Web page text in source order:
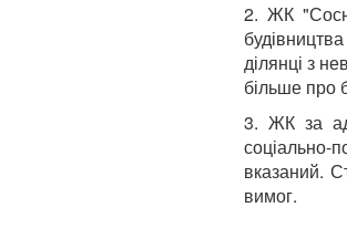
2. ЖК
ділянці з
більше про
3. ЖК за
соціально-
вказаний.
вимог.